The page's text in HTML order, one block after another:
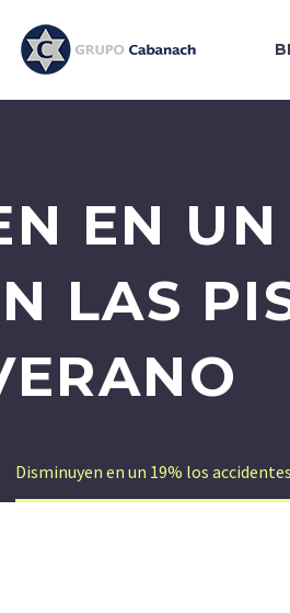
EN UN
LAS
Disminuyen en un 19% los